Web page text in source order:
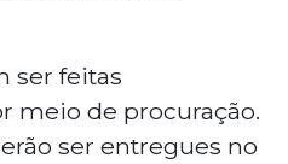
ser feitas
meio de procuração.
ser entregues no